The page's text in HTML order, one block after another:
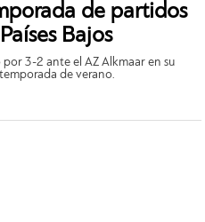
de partidos
Bajos
3-2 ante el AZ Alkmaar en su
de verano.